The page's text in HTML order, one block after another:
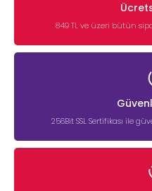
849 TL ve üzeri bütün
256Bit SSL Sertifikası ile